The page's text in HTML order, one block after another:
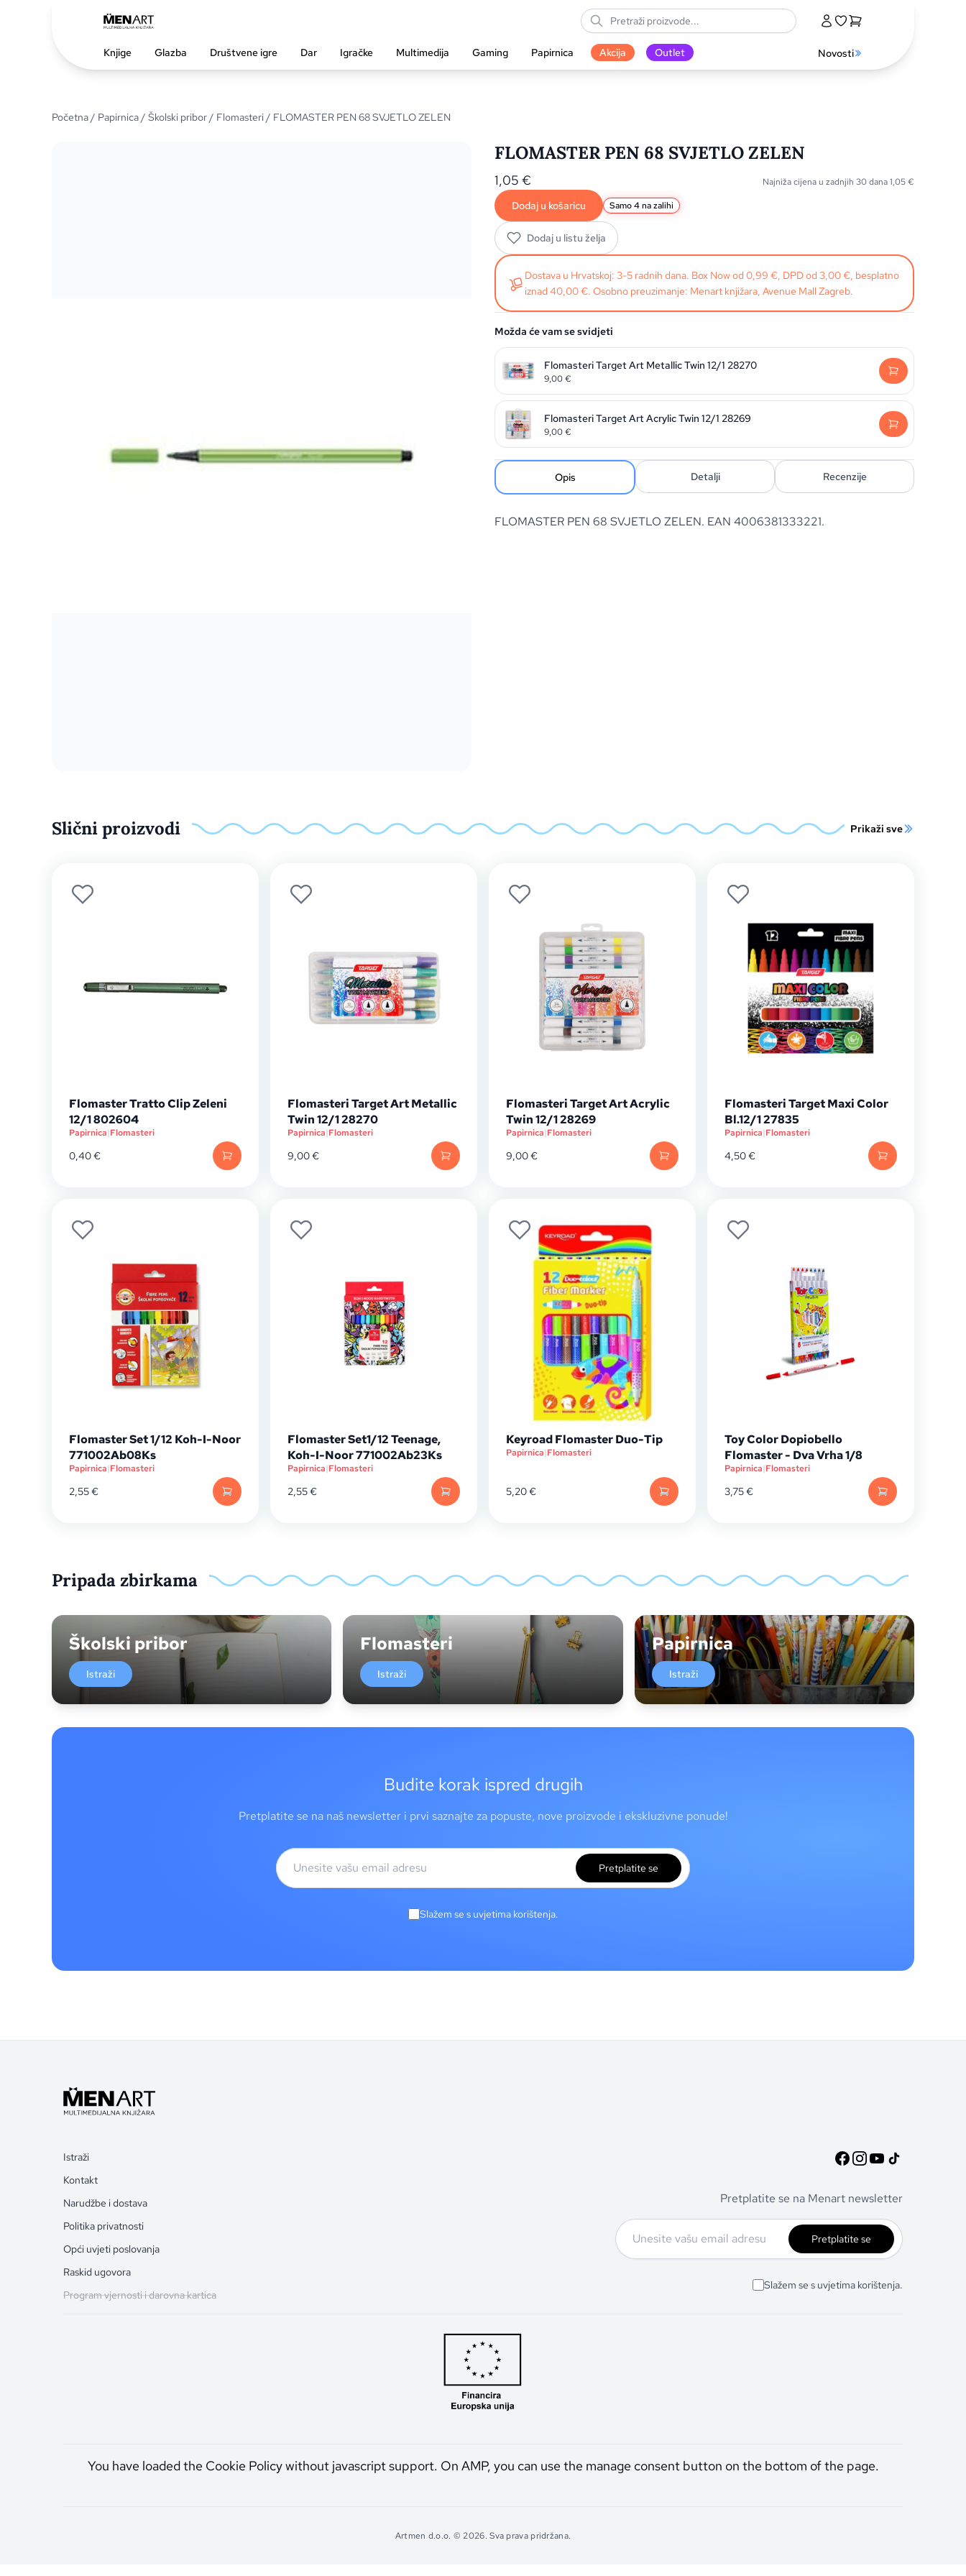
Knjige Glazba Društvene igre Dar Igračke Multimedija Gaming Papirnica Akcija Outlet Novosti
Početna/ Papirnica/ Školski pribor/ Flomasteri/ FLOMASTER PEN 68 SVJETLO ZELEN
FLOMASTER PEN 68 SVJETLO ZELEN
1,05 € Najniža cijena u zadnjih 30 dana1,05€
Dodaj u košaricu Samo 4 na zalihi
Dodaj u listu želja
Dostava u Hrvatskoj: 3-5 radnih dana. Box Now od 0,99 €, DPD od 3,00 €, besplatno
iznad 40,00 €. Osobno preuzimanje: Menart knjižara, Avenue Mall Zagreb.
Možda će vam se svidjeti
Flomasteri Target Art Metallic Twin 12/1 28270
9,00€
Flomasteri Target Art Acrylic Twin 12/1 28269
9,00€
Opis Detalji Recenzije
FLOMASTER PEN 68 SVJETLO ZELEN. EAN 4006381333221.
Slični proizvodi Prikaži sve
Flomaster Tratto Clip Zeleni
12/1 802604
Papirnica|Flomasteri
0,40€
Flomasteri Target Art Metallic
Twin 12/1 28270
Papirnica|Flomasteri
9,00€
Flomasteri Target Art Acrylic
Twin 12/1 28269
Papirnica|Flomasteri
9,00€
Flomasteri Target Maxi Color
Bl.12/1 27835
Papirnica|Flomasteri
4,50€
Flomaster Set 1/12 Koh-I-Noor
771002Ab08Ks
Papirnica|Flomasteri
2,55€
Flomaster Set1/12 Teenage,
Koh-I-Noor 771002Ab23Ks
Papirnica|Flomasteri
2,55€
Keyroad Flomaster Duo-Tip
Papirnica|Flomasteri
5,20€
Toy Color Dopiobello
Flomaster - Dva Vrha 1/8
Papirnica|Flomasteri
3,75€
Pripada zbirkama
Školski pribor
Istraži
Flomasteri
Istraži
Papirnica
Istraži
Budite korak ispred drugih
Pretplatite se na naš newsletter i prvi saznajte za popuste, nove proizvode i ekskluzivne ponude!
Pretplatite se
Slažem se s uvjetima korištenja.
Istraži
Kontakt
Narudžbe i dostava
Politika privatnosti
Opći uvjeti poslovanja
Raskid ugovora
Program vjernosti i darovna kartica
Pretplatite se na Menart newsletter
Pretplatite se
Slažem se s uvjetima korištenja.
You have loaded the Cookie Policy without javascript support. On AMP, you can use the manage consent button on the bottom of the page.
Artmen d.o.o. © 2026. Sva prava pridržana.